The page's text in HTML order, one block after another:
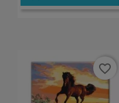
favorite_border